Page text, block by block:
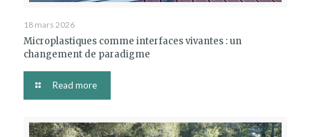
18 mars 2026
Microplastiques comme interfaces vivantes : un
changement de paradigme
Read more